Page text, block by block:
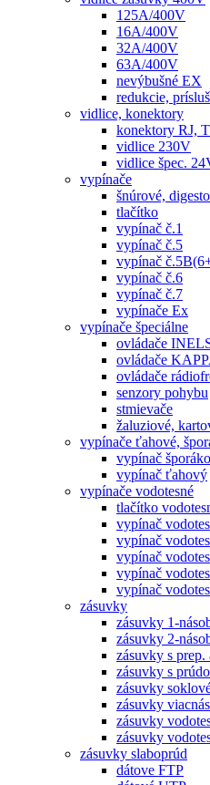
125A/400V
16A/400V
32A/400V
63A/400V
nevýbušné EX
redukcie,
vidlice, konektory
konektory RJ,
vidlice 230V
vidlice špec.
vypínače
šnúrové,
tlačítko
vypínač č.1
vypínač č.5
vypínač
vypínač č.6
vypínač č.7
vypínače Ex
vypínače špeciálne
ovládače
ovládače
ovládače
senzory pohybu
stmievače
žaluziové,
vypínače ťahové,
vypínač
vypínač ťahový
vypínače vodotesné
tlačítko
vypínač
vypínač
vypínač
vypínač
vypínač
zásuvky
zásuvky 1-
zásuvky 2-
zásuvky s prep.
zásuvky s
zásuvky
zásuvky
zásuvky
zásuvky
zásuvky slaboprúd
dátove FTP